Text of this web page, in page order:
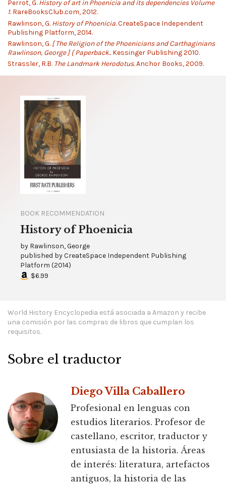
Perrot, G. History of art in Phoenicia and its dependencies Volume
1.RareBooksClub.com, 2012.
Rawlinson, G. History of Phoenicia.CreateSpace Independent
Publishing Platform, 2014.
Rawlinson, G. [ The Religion of the Phoenicians and Carthaginians
Rawlinson, George ] { Paperback..Kessinger Publishing 2010.
Strassler, R.B. The Landmark Herodotus.Anchor Books, 2009.
BOOK RECOMMENDATION
History of Phoenicia
by Rawlinson, George
published byCreateSpace Independent Publishing
Platform (2014)
$6.99
World History Encyclopedia está asociada a Amazon y recibe
una comisión por las compras de libros que cumplan los
requisitos.
Sobre el traductor
Diego Villa Caballero
Profesional en lenguas con
estudios literarios. Profesor de
castellano, escritor, traductor y
entusiasta de la historia. Áreas
de interés: literatura, artefactos
antiguos, la historia de las